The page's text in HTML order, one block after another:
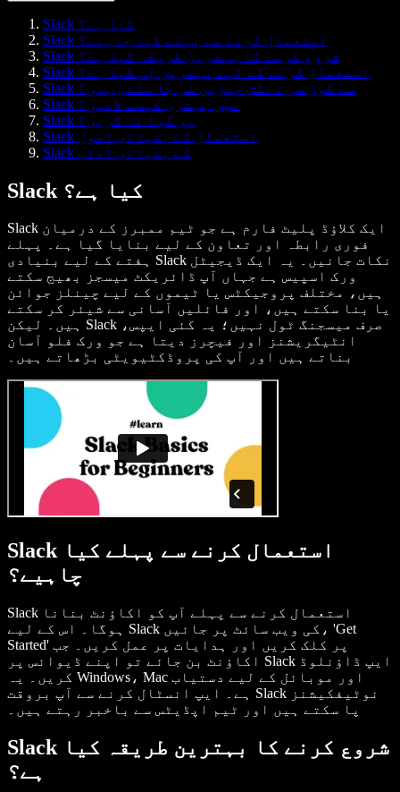
Slack کیا ہے؟
Slack استعمال کرنے سے پہلے کیا چاہیے؟
Slack شروع کرنے کا بہترین طریقہ کیا ہے؟
Slack استعمال کرنے کے لیے بہترین ٹِپ کیا ہے؟
Slack سے کون سی دلکش چیزیں کی جا سکتی ہیں؟
Slack میں بہتری کیسے لائیں؟
Slack پر کیا نہ کریں؟
Slack استعمال کے بنیادی اصول
Slack کے بنیادی آداب
Slack کیا ہے؟
Slack ایک کلاؤڈ پلیٹ فارم ہے جو ٹیم ممبرز کے درمیان
فوری رابطہ اور تعاون کے لیے بنایا گیا ہے۔ پہلے
ہفتے کے لیے بنیادی Slack نکات جانیں۔ یہ ایک ڈیجیٹل
ورک اسپیس ہے جہاں آپ ڈائریکٹ میسجز بھیج سکتے
ہیں، مختلف پروجیکٹس یا ٹیموں کے لیے چینلز جوائن
یا بنا سکتے ہیں، اور فائلیں آسانی سے شیئر کر سکتے
ہیں۔ لیکن Slack صرف میسجنگ ٹول نہیں؛ یہ کئی ایپس،
انٹیگریشنز اور فیچرز دیتا ہے جو ورک فلو آسان
بناتے ہیں اور آپ کی پروڈکٹیویٹی بڑھاتے ہیں۔
Slack استعمال کرنے سے پہلے کیا
چاہیے؟
Slack استعمال کرنے سے پہلے آپ کو اکاؤنٹ بنانا
ہوگا۔ اس کے لیے Slack کی ویب سائٹ پر جائیں، 'Get
Started' پر کلک کریں اور ہدایات پر عمل کریں۔ جب
اکاؤنٹ بن جائے تو اپنے ڈیوائس پر Slack ایپ ڈاؤنلوڈ
کریں۔ یہ Windows، Mac اور موبائل کے لیے دستیاب
ہے۔ ایپ انسٹال کرنے سے آپ بروقت Slack نوٹیفکیشنز
پا سکتے ہیں اور ٹیم اپڈیٹس سے باخبر رہتے ہیں۔
Slack شروع کرنے کا بہترین طریقہ کیا
ہے؟